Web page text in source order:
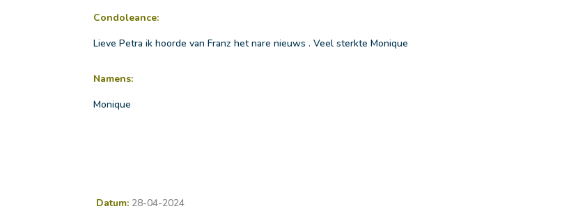
Condoleance:
Lieve Petra ik hoorde van Franz het nare nieuws . Veel sterkte Monique
Namens:
Monique
Datum: 28-04-2024